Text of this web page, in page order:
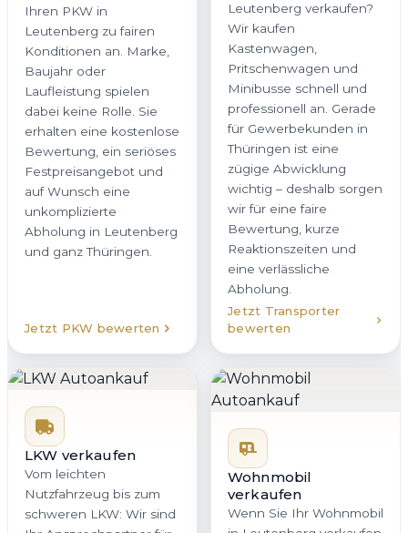
Ihren PKW in
Leutenberg zu fairen
Konditionen an. Marke,
Baujahr oder
Laufleistung spielen
dabei keine Rolle. Sie
erhalten eine kostenlose
Bewertung, ein seriöses
Festpreisangebot und
auf Wunsch eine
unkomplizierte
Abholung in Leutenberg
und ganz Thüringen.
Jetzt PKW bewerten
Leutenberg verkaufen?
Wir kaufen
Kastenwagen,
Pritschenwagen und
Minibusse schnell und
professionell an. Gerade
für Gewerbekunden in
Thüringen ist eine
zügige Abwicklung
wichtig – deshalb sorgen
wir für eine faire
Bewertung, kurze
Reaktionszeiten und
eine verlässliche
Abholung.
Jetzt Transporter
bewerten
LKW verkaufen
Vom leichten
Nutzfahrzeug bis zum
schweren LKW: Wir sind
Wohnmobil
verkaufen
Wenn Sie Ihr Wohnmobil